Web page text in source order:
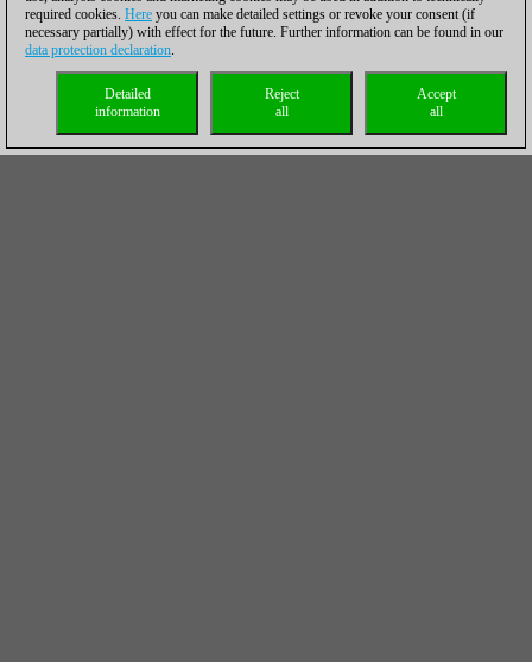
required cookies. Here you can make detailed settings or revoke your consent (if
necessary partially) with effect for the future. Further information can be found in our
data protection declaration.
Accept
all
Reject
all
Detailed
information